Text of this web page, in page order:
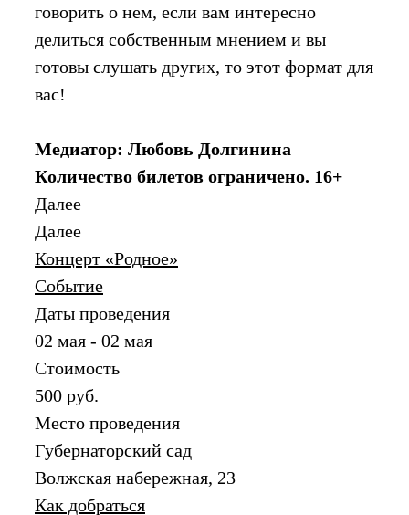
говорить о нем, если вам интересно
делиться собственным мнением и вы
готовы слушать других, то этот формат для
вас!
Медиатор: Любовь Долгинина
Количество билетов ограничено. 16+
Далее
Далее
Концерт «Родное»
Событие
Даты проведения
02 мая - 02 мая
Стоимость
500 руб.
Место проведения
Губернаторский сад
Волжская набережная, 23
Как добраться